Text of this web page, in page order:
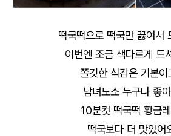
떡국떡으로 떡국만 끓여서
이번엔 조금 색다르게 드
쫄깃한 식감은 기본이
남녀노소 누구나 좋
10분컷 떡국떡 황금
떡국보다 더 맛있어